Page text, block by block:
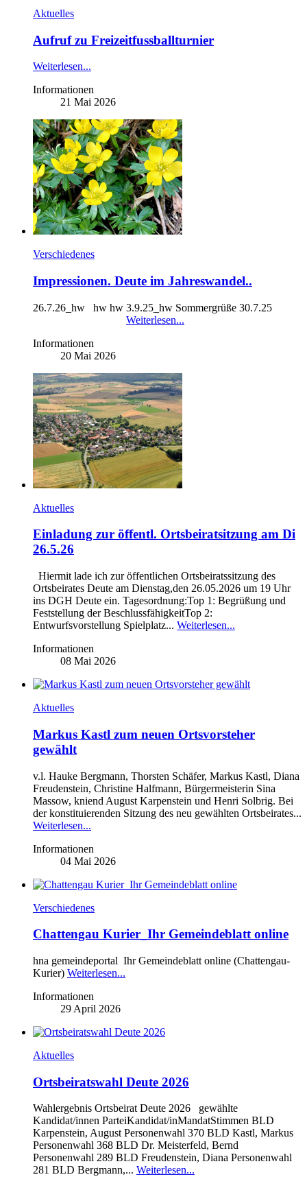
Aktuelles
Aufruf zu Freizeitfussballturnier
Weiterlesen...
Informationen
21 Mai 2026
Verschiedenes
Impressionen. Deute im Jahreswandel..
26.7.26_hw hw hw 3.9.25_hw Sommergrüße 30.7.25
Weiterlesen...
Informationen
20 Mai 2026
Aktuelles
Einladung zur öffentl. Ortsbeiratsitzung am Di
26.5.26
Hiermit lade ich zur öffentlichen Ortsbeiratssitzung des
Ortsbeirates Deute am Dienstag,den 26.05.2026 um 19 Uhr
ins DGH Deute ein. Tagesordnung:Top 1: Begrüßung und
Feststellung der BeschlussfähigkeitTop 2:
Entwurfsvorstellung Spielplatz... Weiterlesen...
Informationen
08 Mai 2026
Aktuelles
Markus Kastl zum neuen Ortsvorsteher
gewählt
v.l. Hauke Bergmann, Thorsten Schäfer, Markus Kastl, Diana
Freudenstein, Christine Halfmann, Bürgermeisterin Sina
Massow, kniend August Karpenstein und Henri Solbrig. Bei
der konstituierenden Sitzung des neu gewählten Ortsbeirates...
Weiterlesen...
Informationen
04 Mai 2026
Verschiedenes
Chattengau Kurier_Ihr Gemeindeblatt online
hna gemeindeportal Ihr Gemeindeblatt online (Chattengau-
Kurier) Weiterlesen...
Informationen
29 April 2026
Aktuelles
Ortsbeiratswahl Deute 2026
Wahlergebnis Ortsbeirat Deute 2026 gewählte
Kandidat/innen ParteiKandidat/inMandatStimmen BLD
Karpenstein, August Personenwahl 370 BLD Kastl, Markus
Personenwahl 368 BLD Dr. Meisterfeld, Bernd
Personenwahl 289 BLD Freudenstein, Diana Personenwahl
281 BLD Bergmann,... Weiterlesen...